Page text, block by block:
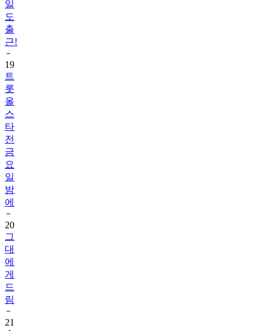
출
근!
19
트
롯
올
스
타
전
금
요
일
밤
에
20
그
대
에
게
드
림
21
송
가